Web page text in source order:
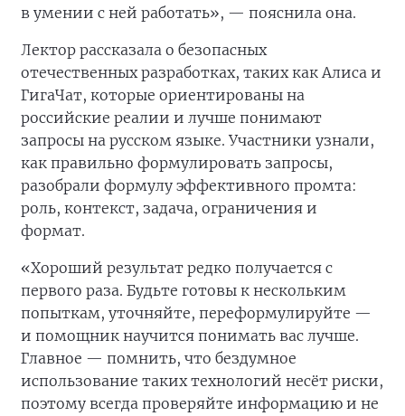
в умении с ней работать», — пояснила она.
Лектор рассказала о безопасных
отечественных разработках, таких как Алиса и
ГигаЧат, которые ориентированы на
российские реалии и лучше понимают
запросы на русском языке. Участники узнали,
как правильно формулировать запросы,
разобрали формулу эффективного промта:
роль, контекст, задача, ограничения и
формат.
«Хороший результат редко получается с
первого раза. Будьте готовы к нескольким
попыткам, уточняйте, переформулируйте —
и помощник научится понимать вас лучше.
Главное — помнить, что бездумное
использование таких технологий несёт риски,
поэтому всегда проверяйте информацию и не